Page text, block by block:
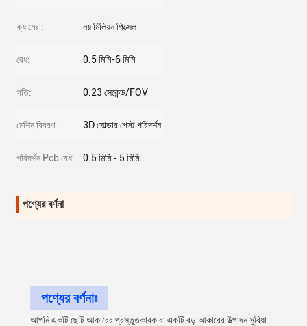
ক্যামেরা: নয় মিলিয়ন পিক্সেল
বেধ: 0.5 মিমি-6 মিমি
গতি: 0.23 সেকেন্ড/FOV
মেশিন বিবরণ: 3D সোল্ডার পেস্ট পরিদর্শন
পরিদর্শন Pcb বেধ: 0.5 মিমি - 5 মিমি
পণ্যের বর্ণনা
পণ্যের বর্ণনাঃ
আপনি একটি ছোট আকারের প্রস্তুতকারক বা একটি বড় আকারের উত্পাদন সুবিধা